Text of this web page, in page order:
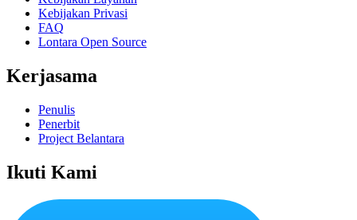
Kebijakan Privasi
FAQ
Lontara Open Source
Kerjasama
Penulis
Penerbit
Project Belantara
Ikuti Kami